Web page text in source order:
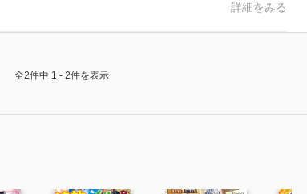
詳細をみる
全2件中 1 - 2件を表示